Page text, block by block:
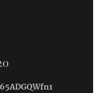
65ADGQWfn1